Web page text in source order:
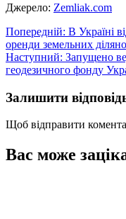
Джерело: Zemliak.com
Навігація
записів
Попередній: В Україні
оренди земельних
Наступний: Запущено
геодезичного фонду
Залишити
Щоб відправити
Вас може